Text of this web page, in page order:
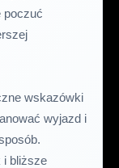
poczuć
wskazówki
wyjazd i
i bliższe